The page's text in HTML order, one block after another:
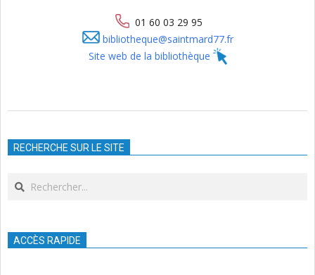
01 60 03 29 95
bibliotheque@saintmard77.fr
Site web de la bibliothèque
25RECHERCHE SUR LE SITE
Search
ACCÈS RAPIDE